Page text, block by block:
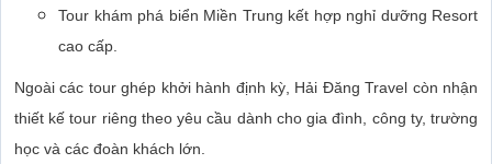
Tour khám phá biển Miền Trung kết hợp nghỉ dưỡng Resort
cao cấp.
Ngoài các tour ghép khởi hành định kỳ, Hải Đăng Travel còn nhận
thiết kế tour riêng theo yêu cầu dành cho gia đình, công ty, trường
học và các đoàn khách lớn.